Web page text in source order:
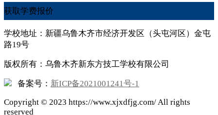
获取学费报价
学校地址：新疆乌鲁木齐市经济开发区（头屯河区）金屯
路19号
版权所有：乌鲁木齐新东方技工学校有限公司
备案号： 新ICP备2021001241号-1
Copyright © 2023 https://www.xjxdfjg.com/ All rights
reserved